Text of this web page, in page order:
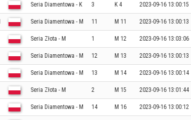
Seria Diamentowa - K 3 K 4 2023-09-16 13:00:15
Seria Diamentowa - M 11 M 11 2023-09-16 13:00:13
Seria Złota - M 1 M 12 2023-09-16 13:03:06
Seria Diamentowa - M 12 M 13 2023-09-16 13:00:13
Seria Diamentowa - M 13 M 14 2023-09-16 13:00:14
Seria Złota - M 2 M 15 2023-09-16 13:01:44
Seria Diamentowa - M 14 M 16 2023-09-16 13:00:12